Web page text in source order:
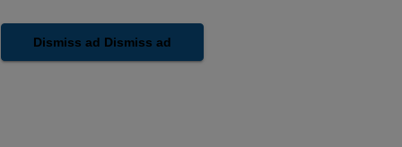
Dismiss ad Dismiss ad